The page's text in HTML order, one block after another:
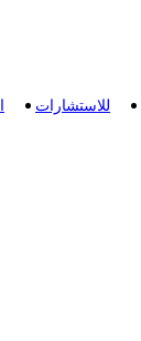
للاستشارات